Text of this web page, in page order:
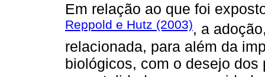
Em relação ao que foi
Reppold e Hutz (2003), a
relacionada, para além da
biológicos, com o desejo